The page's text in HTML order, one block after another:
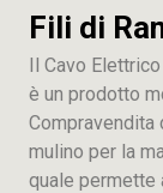
Fili di
Il Cavo
è un prodotto
Compravendita
mulino per la
quale permette